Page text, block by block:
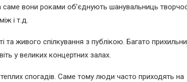
саме вони роками об’єднують шанувальниць
і т.д.
живого спілкування з публікою. Багато
у великих концертних залах.
теплих спогадів. Саме тому люди часто приходять на